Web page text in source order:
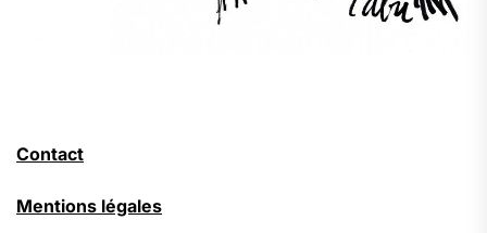
Contact
Mentions légales